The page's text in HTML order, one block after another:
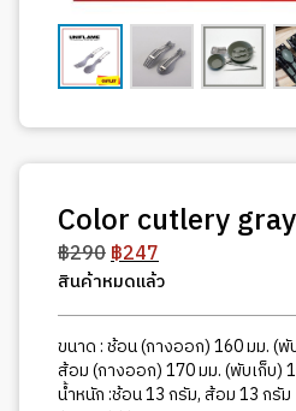
Color cutlery gray
฿290Original
price
was:
฿290.
฿247Current
price
is:
฿247.
สินค้าหมดแล้ว
ขนาด : ช้อน (กางออก) 160 มม. (พั
ส้อม (กางออก) 170 มม. (พับเก็บ)
น้ำหนัก :ช้อน 13 กรัม, ส้อม 13 กรัม